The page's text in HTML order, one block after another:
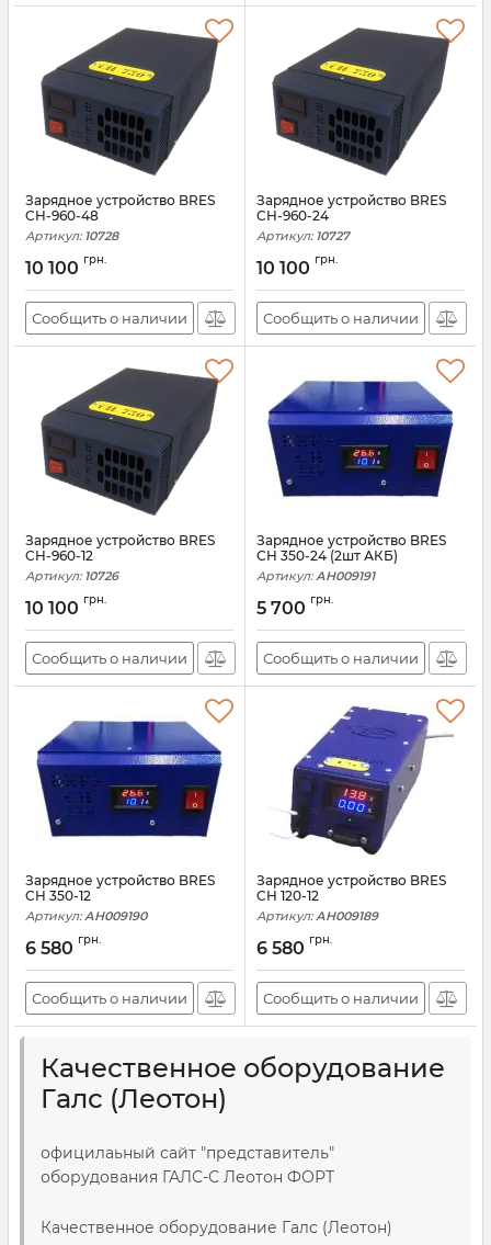
Зарядное устройство BRES
CH-960-48
Артикул: 10728
10 100 грн.
Сообщить о наличии
Зарядное устройство BRES
CH-960-24
Артикул: 10727
10 100 грн.
Сообщить о наличии
Зарядное устройство BRES
CH-960-12
Артикул: 10726
10 100 грн.
Сообщить о наличии
Зарядное устройство BRES
CH 350-24 (2шт АКБ)
Артикул: АН009191
5 700 грн.
Сообщить о наличии
Зарядное устройство BRES
CH 350-12
Артикул: АН009190
6 580 грн.
Сообщить о наличии
Зарядное устройство BRES
CH 120-12
Артикул: АН009189
6 580 грн.
Сообщить о наличии
Качественное оборудование
Галс (Леотон)
официлаьный сайт "представитель"
оборудования ГАЛС-С Леотон ФОРТ
Качественное оборудование Галс (Леотон)